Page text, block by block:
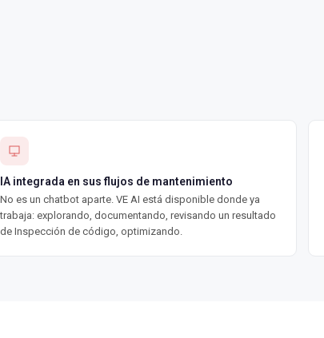
IA integrada en sus flujos de mantenimiento
No es un chatbot aparte. VE AI está disponible donde ya
trabaja: explorando, documentando, revisando un resultado
de Inspección de código, optimizando.